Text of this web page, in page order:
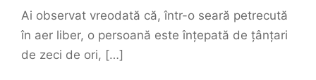
Ai observat vreodată că, într-o seară petrecută
în aer liber, o persoană este înțepată de țânțari
de zeci de ori, […]